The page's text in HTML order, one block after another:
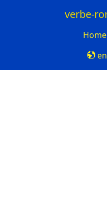
verbe-
Home
en